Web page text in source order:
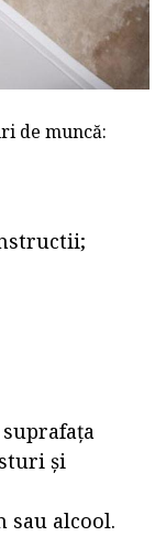
de muncă:
și
sau alcool.